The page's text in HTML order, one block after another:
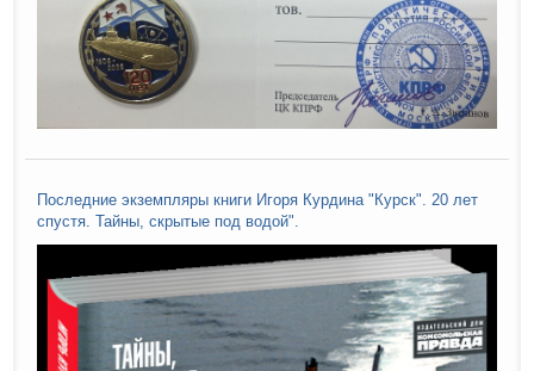
Последние экземпляры книги Игоря Курдина "Курск". 20 лет
спустя. Тайны, скрытые под водой".